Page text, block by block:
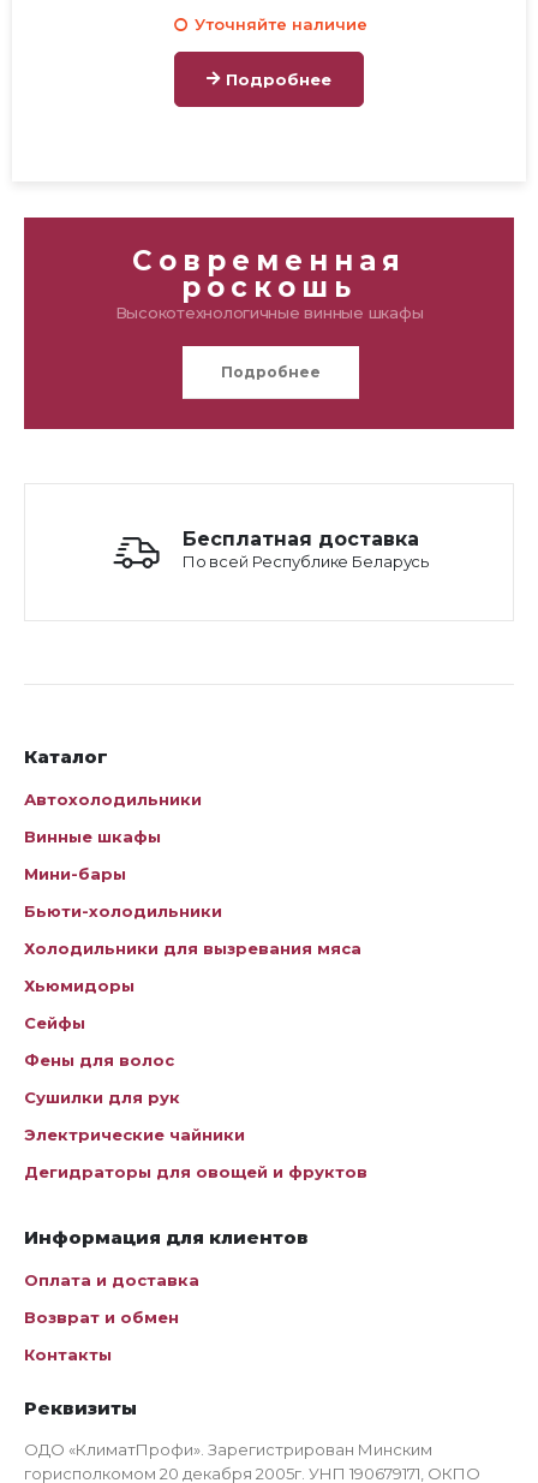
Уточняйте наличие
Подробнее
Современная
роскошь
Высокотехнологичные винные шкафы
Подробнее
Бесплатная доставка
По всей Республике Беларусь
Каталог
Автохолодильники
Винные шкафы
Мини-бары
Бьюти-холодильники
Холодильники для вызревания мяса
Хьюмидоры
Сейфы
Фены для волос
Сушилки для рук
Электрические чайники
Дегидраторы для овощей и фруктов
Информация для клиентов
Оплата и доставка
Возврат и обмен
Контакты
Реквизиты
ОДО «КлиматПрофи». Зарегистрирован Минским
горисполкомом 20 декабря 2005г. УНП 190679171, ОКПО